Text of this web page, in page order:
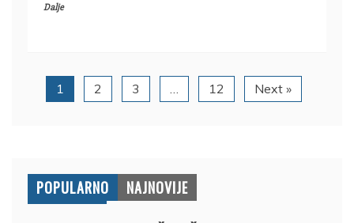
Dalje
1 2 3 12 Next »
POPULARNO NAJNOVIJE